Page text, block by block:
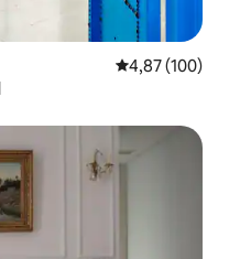
Gemiddelde
4,87 (100)